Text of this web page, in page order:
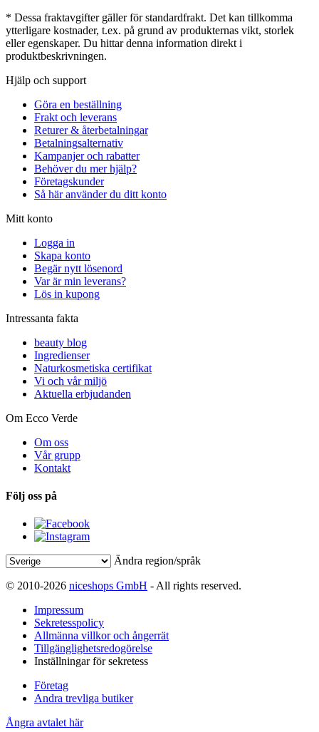
* Dessa fraktavgifter gäller för standardfrakt. Det kan tillkomma
ytterligare kostnader, t.ex. på grund av produkternas vikt, storlek
eller egenskaper. Du hittar denna information direkt i
produktbeskrivningen.
Hjälp och support
Göra en beställning
Frakt och leverans
Returer & återbetalningar
Betalningsalternativ
Kampanjer och rabatter
Behöver du mer hjälp?
Företagskunder
Så här använder du ditt konto
Mitt konto
Logga in
Skapa konto
Begär nytt lösenord
Var är min leverans?
Lös in kupong
Intressanta fakta
beauty blog
Ingredienser
Naturkosmetiska certifikat
Vi och vår miljö
Aktuella erbjudanden
Om Ecco Verde
Om oss
Vår grupp
Kontakt
Följ oss på
Ändra region/språk
© 2010-2026 niceshops GmbH - All rights reserved.
Impressum
Sekretesspolicy
Allmänna villkor och ångerrät
Tillgänglighetsredogörelse
Inställningar för sekretess
Företag
Andra trevliga butiker
Ångra avtalet här